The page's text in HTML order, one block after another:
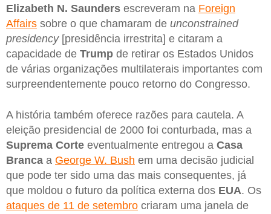
Elizabeth N. Saunders escreveram na Foreign
Affairs sobre o que chamaram de unconstrained
presidency[presidência irrestrita] e citaram a
capacidade de Trump de retirar os Estados Unidos
de várias organizações multilaterais importantes com
surpreendentemente pouco retorno do Congresso.
A história também oferece razões para cautela. A
eleição presidencial de 2000 foi conturbada, mas a
Suprema Corte eventualmente entregou a Casa
Branca a George W. Bush em uma decisão judicial
que pode ter sido uma das mais consequentes, já
que moldou o futuro da política externa dos EUA. Os
ataques de 11 de setembro criaram uma janela de